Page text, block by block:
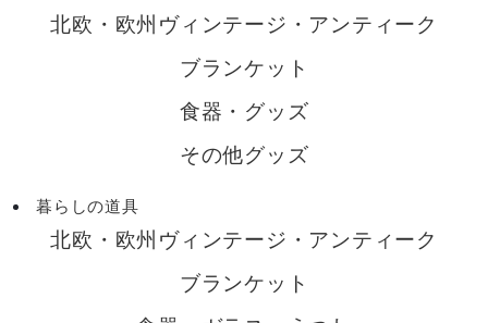
北欧・欧州ヴィンテージ・アンティーク
ブランケット
食器・グッズ
その他グッズ
暮らしの道具
北欧・欧州ヴィンテージ・アンティーク
ブランケット